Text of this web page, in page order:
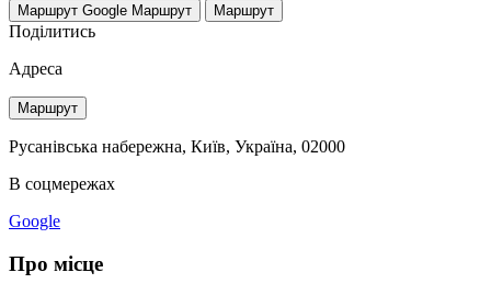
Маршрут Google Маршрут Маршрут
Поділитись
Адреса
Маршрут
Русанівська набережна, Київ, Україна, 02000
В соцмережах
Google
Про місце